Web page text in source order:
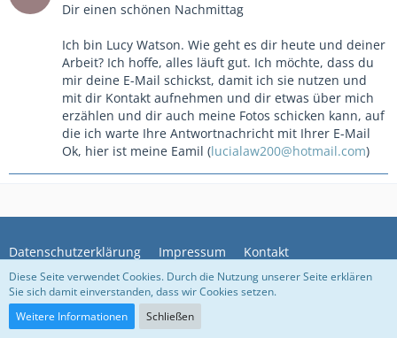
Dir einen schönen Nachmittag
Ich bin Lucy Watson. Wie geht es dir heute und deiner
Arbeit? Ich hoffe, alles läuft gut. Ich möchte, dass du
mir deine E-Mail schickst, damit ich sie nutzen und
mit dir Kontakt aufnehmen und dir etwas über mich
erzählen und dir auch meine Fotos schicken kann, auf
die ich warte Ihre Antwortnachricht mit Ihrer E-Mail
Ok, hier ist meine Eamil (lucialaw200@hotmail.com)
Datenschutzerklärung Impressum Kontakt
Community-Software:
Diese Seite verwendet Cookies. Durch die Nutzung unserer Seite erklären
Sie sich damit einverstanden, dass wir Cookies setzen.
Weitere Informationen
Schließen